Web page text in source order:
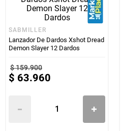
SABMILLER
Lanzador De Dardos Xshot Dread
Demon Slayer 12 Dardos
$159.900
$ 63.960